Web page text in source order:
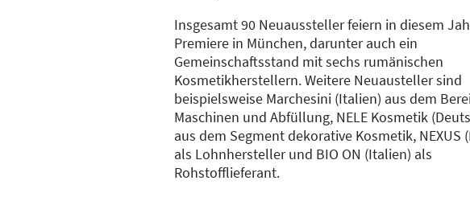
Insgesamt 90 Neuaussteller feiern in diesem
Premiere in München, darunter auch ein
Gemeinschaftsstand mit sechs rumänischen
Kosmetikherstellern. Weitere Neuausteller sind
beispielsweise Marchesini (Italien) aus dem
Maschinen und Abfüllung, NELE Kosmetik
aus dem Segment dekorative Kosmetik, NEXUS
als Lohnhersteller und BIO ON (Italien) als
Rohstofflieferant.